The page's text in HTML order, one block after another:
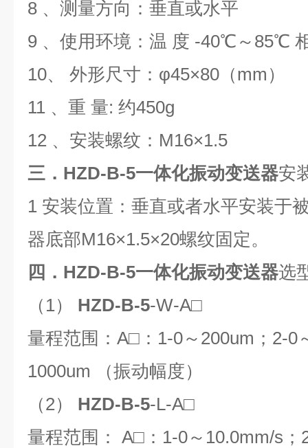
8 、测量方向：垂直或水平
9 、使用环境：温 度 -40℃～85℃
10、 外形尺寸：φ45×80（mm）
11 、重 量: 约450g
12 、安装螺纹：M16×1.5
三．HZD-B-5一体化振动变送器安
1 安装位置：垂直或者水平安装于
器底部M16×1.5×20螺纹固定。
四．HZD-B-5一体化振动变送器选
（1） HZD-B-5-W-A□
量程范围：A□：1-0～200um；2-0
1000um （振动幅度）
（2） HZD-B-5-L-A□
量程范围： A□：1-0～10.0mm/s